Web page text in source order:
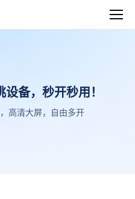
备，秒开秒用！
高清大屏，自由多开